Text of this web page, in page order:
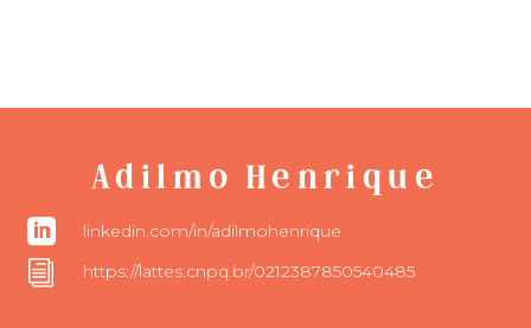
Adilmo Henrique
 linkedin.com/in/adilmohenrique
i https://lattes.cnpq.br/0212387850540485